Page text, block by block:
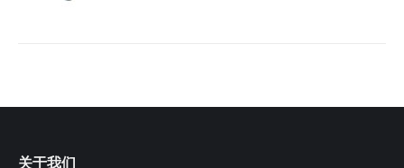
关于我们